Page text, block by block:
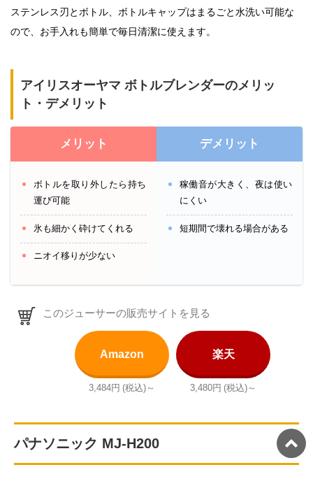
ステンレス刃とボトル、ボトルキャップはまるごと水洗い可能な
ので、お手入れも簡単で毎日清潔に使えます。
アイリスオーヤマ ボトルブレンダーのメリッ
ト・デメリット
メリット
ボトルを取り外したら持ち
運び可能
氷も細かく砕けてくれる
ニオイ移りが少ない
デメリット
稼働音が大きく、夜は使い
にくい
短期間で壊れる場合がある
このジューサーの販売サイトを見る
Amazon
3,484円 (税込)～
楽天
3,480円 (税込)～
パナソニック MJ-H200